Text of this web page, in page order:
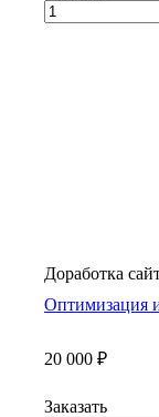
Доработка
Оптимизация и
20 000 ₽
Заказать